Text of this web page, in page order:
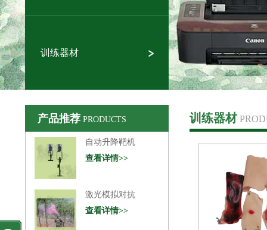
训练器材
产品推荐 PRODUCTS 训练器材